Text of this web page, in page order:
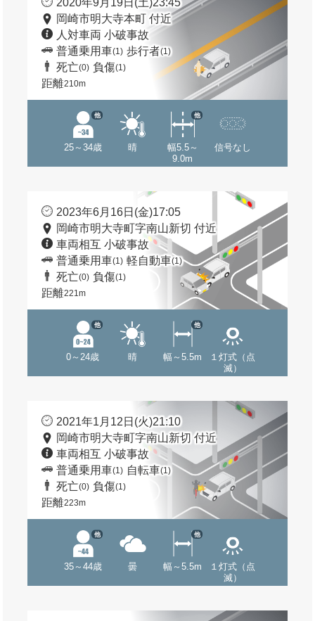
2020年9月19日(土)23:45
岡崎市明大寺本町 付近
人対車両 小破事故
普通乗用車(1) 歩行者(1)
死亡(0) 負傷(1)
距離210m
25～34歳
他
晴
幅5.5～
9.0m
他
信号なし
2023年6月16日(金)17:05
岡崎市明大寺町字南山新切 付近
車両相互 小破事故
普通乗用車(1) 軽自動車(1)
死亡(0) 負傷(1)
距離221m
0～24歳
他
晴 幅～5.5m
他
１灯式（点
滅）
2021年1月12日(火)21:10
岡崎市明大寺町字南山新切 付近
車両相互 小破事故
普通乗用車(1) 自転車(1)
死亡(0) 負傷(1)
距離223m
35～44歳
他
曇 幅～5.5m
他
１灯式（点
滅）